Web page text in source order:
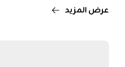
عرض المزيد